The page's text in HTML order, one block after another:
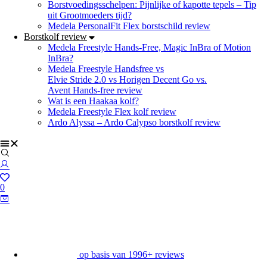
Borstvoedingsschelpen: Pijnlijke of kapotte tepels – Tip
uit Grootmoeders tijd?
Medela PersonalFit Flex borstschild review
Borstkolf review
Medela Freestyle Hands-Free, Magic InBra of Motion
InBra?
Medela Freestyle Handsfree vs
Elvie Stride 2.0 vs Horigen Decent Go vs.
Avent Hands-free review
Wat is een Haakaa kolf?
Medela Freestyle Flex kolf review
Ardo Alyssa – Ardo Calypso borstkolf review
0
op basis van 1996+ reviews